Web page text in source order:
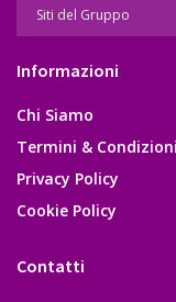
Informazioni
Chi Siamo
Termini & Condizioni
Privacy Policy
Cookie Policy
Contatti